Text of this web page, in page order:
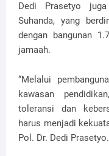
Dedi Prasetyo
Suhanda, yang
dengan bangunan
jamaah.
“Melalui
kawasan
toleransi dan
harus menjadi
Pol. Dr. Dedi Prasetyo.